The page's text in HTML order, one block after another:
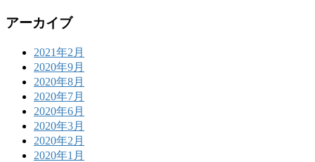
アーカイブ
2021年2月
2020年9月
2020年8月
2020年7月
2020年6月
2020年3月
2020年2月
2020年1月